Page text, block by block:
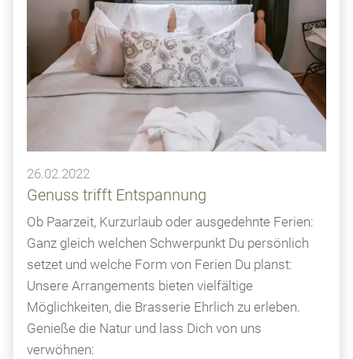
26.02.2022
Genuss trifft Entspannung
Ob Paarzeit, Kurzurlaub oder ausgedehnte Ferien:
Ganz gleich welchen Schwerpunkt Du persönlich
setzet und welche Form von Ferien Du planst:
Unsere Arrangements bieten vielfältige
Möglichkeiten, die Brasserie Ehrlich zu erleben.
Genieße die Natur und lass Dich von uns
verwöhnen: